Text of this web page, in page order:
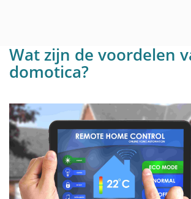
Wat zijn de voordelen
domotica?